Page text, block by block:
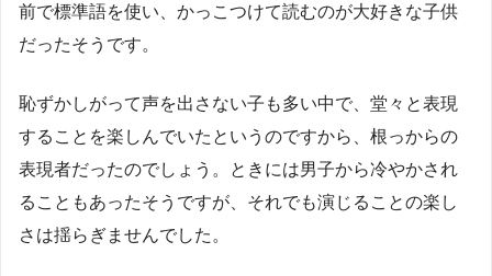
前で標準語を使い、かっこつけて読むのが大好きな子供
だったそうです。
恥ずかしがって声を出さない子も多い中で、堂々と表現
することを楽しんでいたというのですから、根っからの
表現者だったのでしょう。ときには男子から冷やかされ
ることもあったそうですが、それでも演じることの楽し
さは揺らぎませんでした。